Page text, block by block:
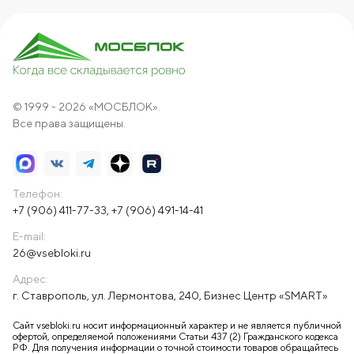
© 1999 - 2026 «МОСБЛОК».
Все права защищены.
Телефон:
+7 (906) 411-77-33, +7 (906) 491-14-41
E-mail:
26@vsebloki.ru
Адрес:
г. Ставрополь, ул. Лермонтова, 240, Бизнес Центр «SMART»
Сайт vsebloki.ru носит информационный характер и не является публичной
офертой, определяемой положениями Статьи 437 (2) Гражданского кодекса
РФ. Для получения информации о точной стоимости товаров обращайтесь